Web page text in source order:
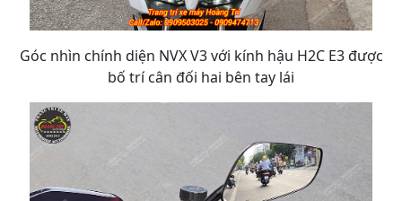
Góc nhìn chính diện NVX V3 với kính hậu H2C E3 được
bố trí cân đối hai bên tay lái